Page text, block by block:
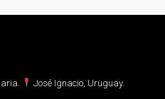
José Ignacio, Uruguay.